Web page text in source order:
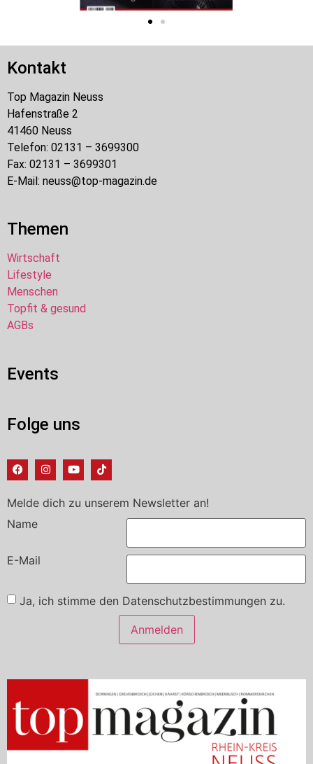
Kontakt
Top Magazin Neuss
Hafenstraße 2
41460 Neuss
Telefon: 02131 – 3699300
Fax: 02131 – 3699301
E-Mail: neuss@top-magazin.de
Themen
Wirtschaft
Lifestyle
Menschen
Topfit & gesund
AGBs
Events
Folge uns
Melde dich zu unserem Newsletter an!
Name
E-Mail
Ja, ich stimme den Datenschutzbestimmungen zu.
Anmelden